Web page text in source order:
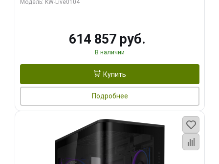
Модель: KW-Live0104
614 857 руб.
В наличии
Купить
Подробнее